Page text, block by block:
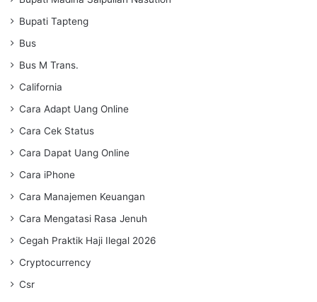
Bupati Tapteng
Bus
Bus M Trans.
California
Cara Adapt Uang Online
Cara Cek Status
Cara Dapat Uang Online
Cara iPhone
Cara Manajemen Keuangan
Cara Mengatasi Rasa Jenuh
Cegah Praktik Haji Ilegal 2026
Cryptocurrency
Csr